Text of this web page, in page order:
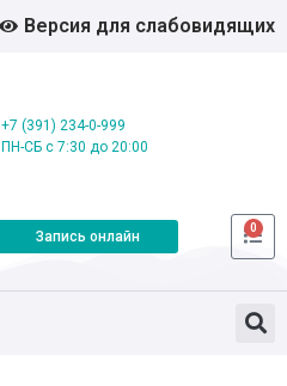
Версия для слабовидящих
+7 (391) 234-0-999
ПН-СБ с 7:30 до 20:00
Запись онлайн
0